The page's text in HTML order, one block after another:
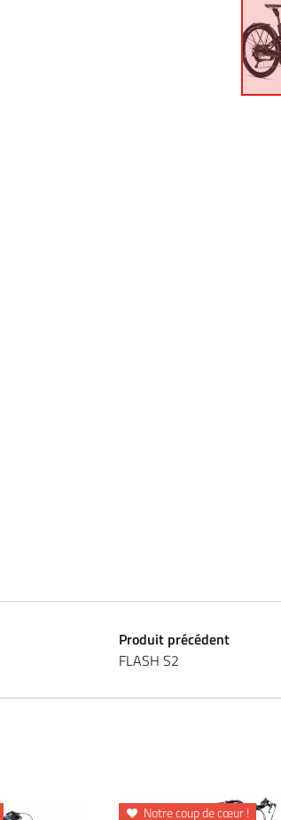
Produit précédent
FLASH S2
 Notre coup de cœur !